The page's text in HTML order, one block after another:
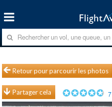
Retour pour parcourir les photos
Partager cela 7